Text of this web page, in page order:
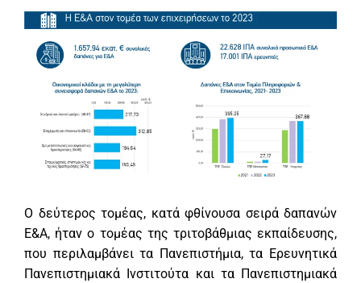
Ο δεύτερος τομέας, κατά φθίνουσα σειρά δαπανών
Ε&Α, ήταν ο τομέας της τριτοβάθμιας εκπαίδευσης,
που περιλαμβάνει τα Πανεπιστήμια, τα Ερευνητικά
Πανεπιστημιακά Ινστιτούτα και τα Πανεπιστημιακά